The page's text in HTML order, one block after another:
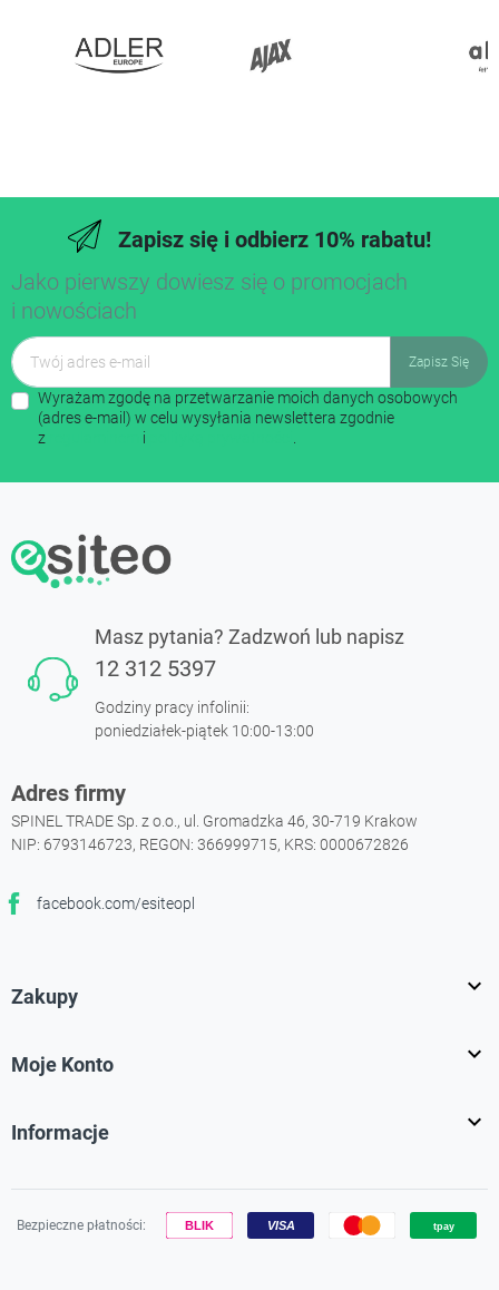
Zapisz się i odbierz 10% rabatu!
Jako pierwszy dowiesz się o promocjach
i nowościach
Wyrażam zgodę na przetwarzanie moich danych osobowych
(adres e-mail) w celu wysyłania newslettera zgodnie
z
i .
Masz pytania? Zadzwoń lub napisz
12 312 5397
Godziny pracy infolinii:
poniedziałek-piątek 10:00-13:00
Adres firmy
SPINEL TRADE Sp. z o.o., ul. Gromadzka 46, 30-719 Krakow
NIP: 6793146723, REGON: 366999715, KRS: 0000672826
facebook.com/esiteopl
Facebook
Zakupy 
Moje Konto 
Informacje 
Bezpieczne płatności: